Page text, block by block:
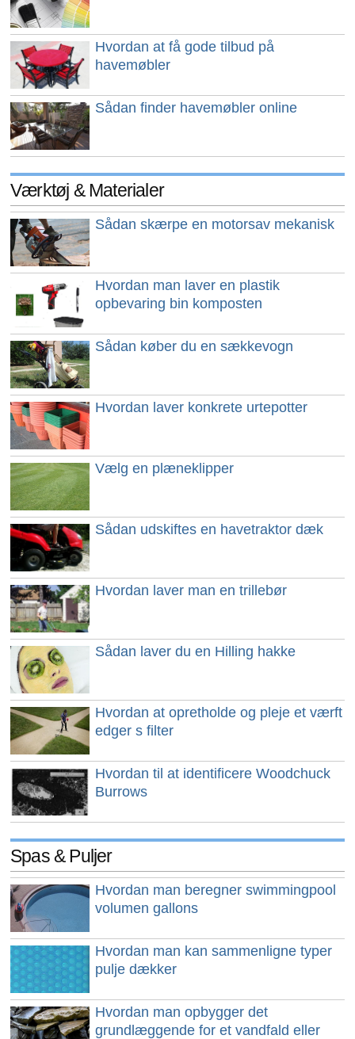
Hvordan at få gode tilbud på
havemøbler
Sådan finder havemøbler online
Værktøj & Materialer
Sådan skærpe en motorsav mekanisk
Hvordan man laver en plastik
opbevaring bin komposten
Sådan køber du en sækkevogn
Hvordan laver konkrete urtepotter
Vælg en plæneklipper
Sådan udskiftes en havetraktor dæk
Hvordan laver man en trillebør
Sådan laver du en Hilling hakke
Hvordan at opretholde og pleje et værft
edger s filter
Hvordan til at identificere Woodchuck
Burrows
Spas & Puljer
Hvordan man beregner swimmingpool
volumen gallons
Hvordan man kan sammenligne typer
pulje dækker
Hvordan man opbygger det
grundlæggende for et vandfald eller